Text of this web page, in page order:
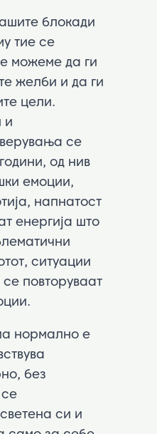
блокади
тие се
можеме да ги
желби и да ги
цели.
и
се
од нив
емоции,
напнатост
енергија што
ситуации
повторуваат
нормално е
без
се
си и